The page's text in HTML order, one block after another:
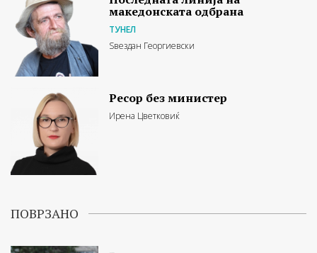
македонската одбрана
ТУНЕЛ
Ѕвездан Георгиевски
Ресор без министер
Ирена Цветковиќ
ПОВРЗАНО